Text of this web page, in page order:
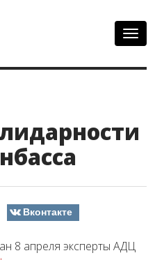
Вконтакте
8 апреля эксперты АДЦ